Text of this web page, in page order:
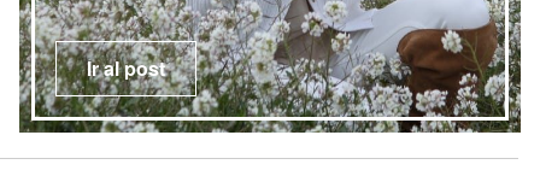
Ir al post